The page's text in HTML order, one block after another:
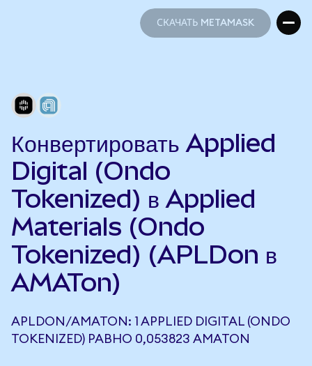
СКАЧАТЬ METAMASK
Конвертировать Applied
Digital (Ondo
Tokenized) в Applied
Materials (Ondo
Tokenized) (APLDon в
AMATon)
APLDON/AMATON: 1 APPLIED DIGITAL (ONDO
TOKENIZED) РАВНО 0,053823 AMATON